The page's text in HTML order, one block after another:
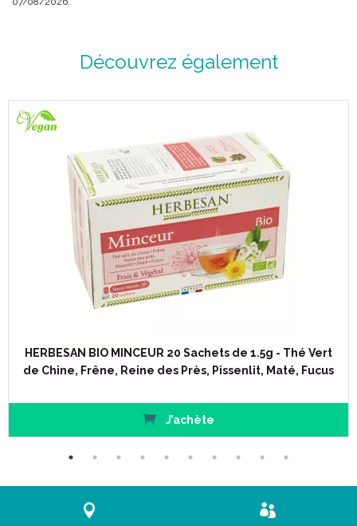
Découvrez également
HERBESAN BIO MINCEUR 20 Sachets de 1.5g - Thé Vert
de Chine, Frêne, Reine des Près, Pissenlit, Maté, Fucus
J’achète